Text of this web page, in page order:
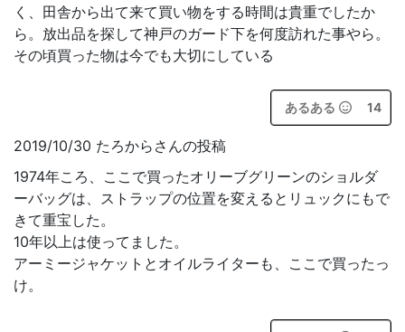
く、田舎から出て来て買い物をする時間は貴重でしたか
ら。放出品を探して神戸のガード下を何度訪れた事やら。
その頃買った物は今でも大切にしている
あるある 14
2019/10/30 たろからさんの投稿
1974年ころ、ここで買ったオリーブグリーンのショルダ
ーバッグは、ストラップの位置を変えるとリュックにもで
きて重宝した。
10年以上は使ってました。
アーミージャケットとオイルライターも、ここで買ったっ
け。